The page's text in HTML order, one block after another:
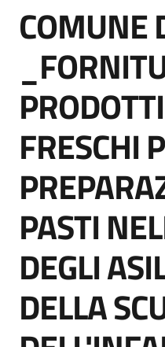
acquisto
Supporto
Piattaforme
telematiche
English
site
Salta al contenuto
COMUNE
FRESCHI
PASTI
DEGLI
DELLA